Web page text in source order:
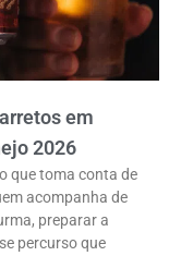
em
2026
que toma conta de
acompanha de
preparar a
percurso que